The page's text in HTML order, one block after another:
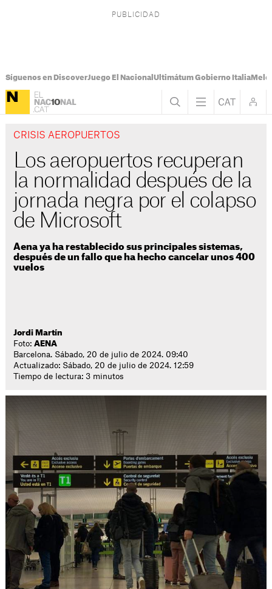
Síguenos en DiscoverJuego El Nacional Ultimátum Gobierno Italia
CRISIS AEROPUERTOS
Los aeropuertos recuperan
la normalidad después de la
jornada negra por el colapso
de Microsoft
Aena ya ha restablecido sus principales sistemas,
después de un fallo que ha hecho cancelar unos 400
vuelos
Jordi Martín
Foto:AENA
Barcelona. Sábado, 20 de julio de 2024. 09:40
Actualizado: Sábado, 20 de julio de 2024. 12:59
Tiempo de lectura: 3 minutos